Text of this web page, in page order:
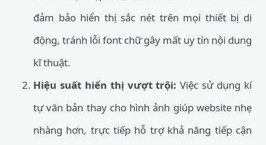
đảm bảo hiển thị sắc nét trên mọi thiết bị di
động, tránh lỗi font chữ gây mất uy tín nội dung
kĩ thuật.
Hiệu suất hiển thị vượt trội: Việc sử dụng kí
tự văn bản thay cho hình ảnh giúp website nhẹ
nhàng hơn, trực tiếp hỗ trợ khả năng tiếp cận